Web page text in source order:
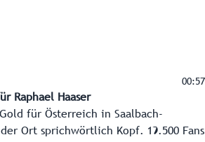
00:57
Raphael Haaser
für Österreich in Saalbach-
Ort sprichwörtlich Kopf. 19.500 Fans